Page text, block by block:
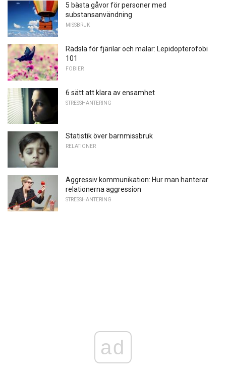
5 bästa gåvor för personer med
substansanvändning
MISSBRUK
Rädsla för fjärilar och malar: Lepidopterofobi
101
FOBIER
6 sätt att klara av ensamhet
STRESSHANTERING
Statistik över barnmissbruk
RELATIONER
Aggressiv kommunikation: Hur man hanterar
relationerna aggression
STRESSHANTERING
ad